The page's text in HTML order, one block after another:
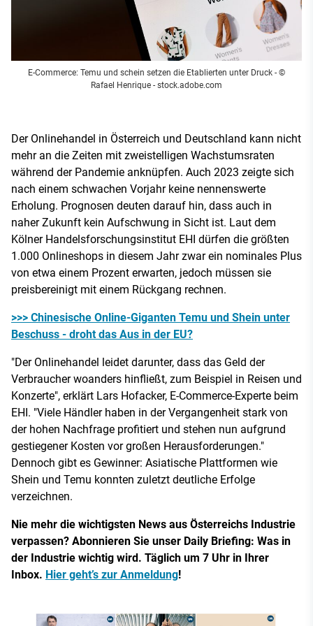
E-Commerce: Temu und schein setzen die Etablierten unter Druck - ©
Rafael Henrique - stock.adobe.com
Der Onlinehandel in Österreich und Deutschland kann nicht
mehr an die Zeiten mit zweistelligen Wachstumsraten
während der Pandemie anknüpfen. Auch 2023 zeigte sich
nach einem schwachen Vorjahr keine nennenswerte
Erholung. Prognosen deuten darauf hin, dass auch in
naher Zukunft kein Aufschwung in Sicht ist. Laut dem
Kölner Handelsforschungsinstitut EHI dürfen die größten
1.000 Onlineshops in diesem Jahr zwar ein nominales Plus
von etwa einem Prozent erwarten, jedoch müssen sie
preisbereinigt mit einem Rückgang rechnen.
>>> Chinesische Online-Giganten Temu und Shein unter
Beschuss - droht das Aus in der EU?
"Der Onlinehandel leidet darunter, dass das Geld der
Verbraucher woanders hinfließt, zum Beispiel in Reisen und
Konzerte", erklärt Lars Hofacker, E-Commerce-Experte beim
EHI. "Viele Händler haben in der Vergangenheit stark von
der hohen Nachfrage profitiert und stehen nun aufgrund
gestiegener Kosten vor großen Herausforderungen."
Dennoch gibt es Gewinner: Asiatische Plattformen wie
Shein und Temu konnten zuletzt deutliche Erfolge
verzeichnen.
Nie mehr die wichtigsten News aus Österreichs Industrie
verpassen? Abonnieren Sie unser Daily Briefing: Was in
der Industrie wichtig wird. Täglich um 7 Uhr in Ihrer
Inbox. Hier geht’s zur Anmeldung!